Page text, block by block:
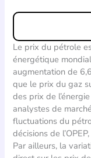
Le prix du pétrole
énergétique
augmentation de
que le prix du gaz
des prix de
analystes de
fluctuations du
décisions de
Par ailleurs, la